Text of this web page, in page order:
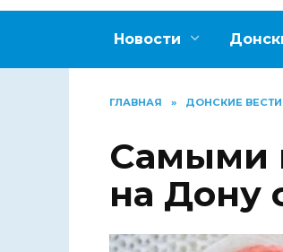
Новости
ГЛАВНАЯ » ДОНСКИЕ ВЕСТИ
Самыми
на Дону